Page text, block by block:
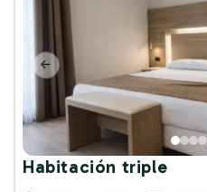
Habitación triple